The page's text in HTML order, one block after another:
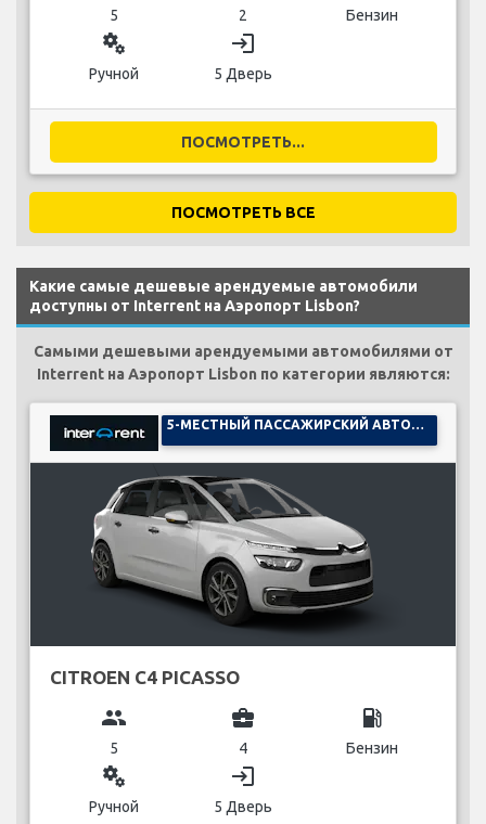
5 2 Бензин
miscellaneous_services
Ручной
login
5 Дверь
ПОСМОТРЕТЬ...
ПОСМОТРЕТЬ ВСЕ
Какие самые дешевые арендуемые автомобили
доступны от Interrent на Аэропорт Lisbon?
Самыми дешевыми арендуемыми автомобилями от
Interrent на Аэропорт Lisbon по категории являются:
CITROEN C4 PICASSO
group
5
business_center
4
local_gas_station
Бензин
miscellaneous_services
Ручной
login
5 Дверь